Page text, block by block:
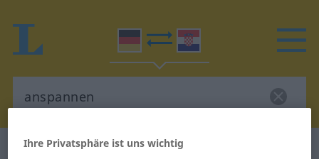
Deutsch-Kroatisch Wörterbuch
Ihre Privatsphäre ist uns wichtig